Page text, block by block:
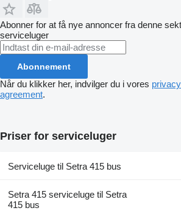
Abonner for at få nye annoncer fra denne
serviceluger
Abonnement
Når du klikker her, indvilger du i vores
agreement.
Priser for serviceluger
Serviceluge til Setra 415 bus
Setra 415 serviceluge til Setra
415 bus